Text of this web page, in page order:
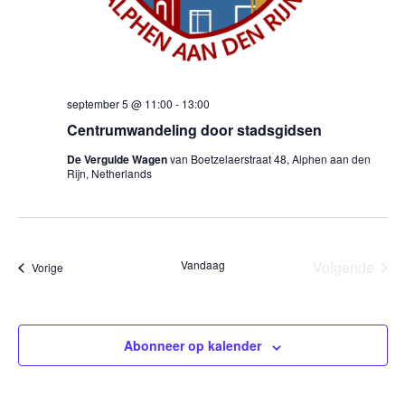
Centrumwandeling door stadsgidsen
september 5 @ 11:00 - 13:00
De Vergulde Wagenvan Boetzelaerstraat 48, Alphen aan den
Rijn, Netherlands
VorigeEvenementen Vandaag
Abonneer op kalender